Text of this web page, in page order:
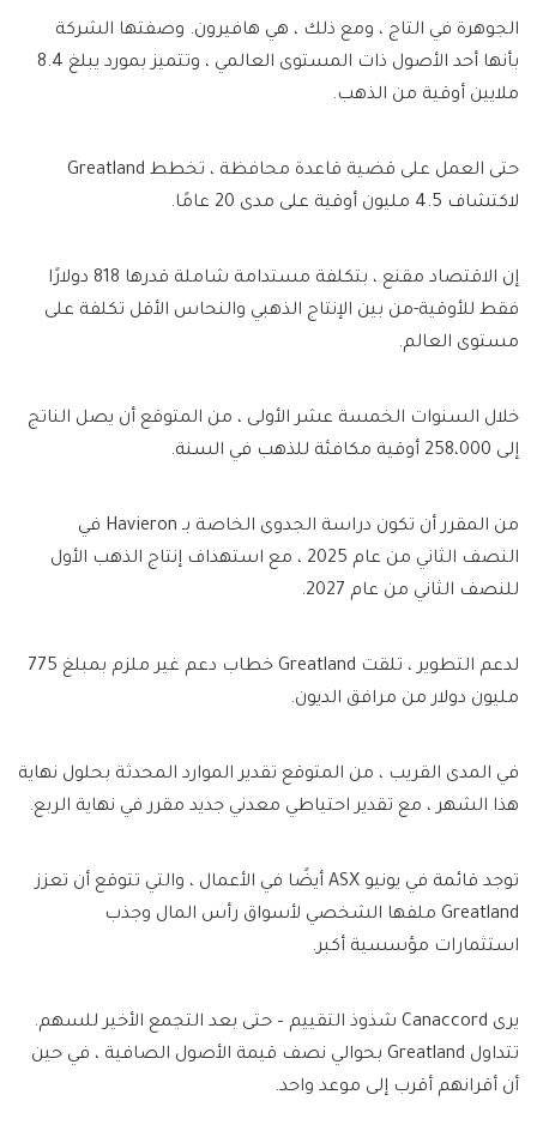
الجوهرة في التاج ، ومع ذلك ، هي هافيرون. وصفتها الشركة
بأنها أحد الأصول ذات المستوى العالمي ، وتتميز بمورد يبلغ 8.4
ملايين أوقية من الذهب.
حتى العمل على قضية قاعدة محافظة ، تخطط Greatland
لاكتشاف 4.5 مليون أوقية على مدى 20 عامًا.
إن الاقتصاد مقنع ، بتكلفة مستدامة شاملة قدرها 818 دولارًا
فقط للأوقية-من بين الإنتاج الذهبي والنحاس الأقل تكلفة على
مستوى العالم.
خلال السنوات الخمسة عشر الأولى ، من المتوقع أن يصل الناتج
إلى 258،000 أوقية مكافئة للذهب في السنة.
من المقرر أن تكون دراسة الجدوى الخاصة بـ Havieron في
النصف الثاني من عام 2025 ، مع استهداف إنتاج الذهب الأول
للنصف الثاني من عام 2027.
لدعم التطوير ، تلقت Greatland خطاب دعم غير ملزم بمبلغ 775
مليون دولار من مرافق الديون.
في المدى القريب ، من المتوقع تقدير الموارد المحدثة بحلول نهاية
هذا الشهر ، مع تقدير احتياطي معدني جديد مقرر في نهاية الربع.
توجد قائمة في يونيو ASX أيضًا في الأعمال ، والتي تتوقع أن تعزز
Greatland ملفها الشخصي لأسواق رأس المال وجذب
استثمارات مؤسسية أكبر.
يرى Canaccord شذوذ التقييم – حتى بعد التجمع الأخير للسهم.
تتداول Greatland بحوالي نصف قيمة الأصول الصافية ، في حين
أن أقرانهم أقرب إلى موعد واحد.